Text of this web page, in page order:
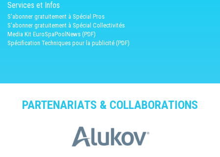
Services et Infos
S'abonner gratuitement à Spécial Pros
S'abonner gratuitement à Spécial Collectivités
Media Kit EuroSpaPoolNews (PDF)
Spécification Techniques pour la publicité (PDF)
PARTENARIATS & COLLABORATIONS